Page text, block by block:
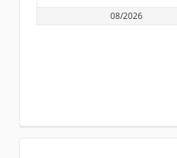
08/2026